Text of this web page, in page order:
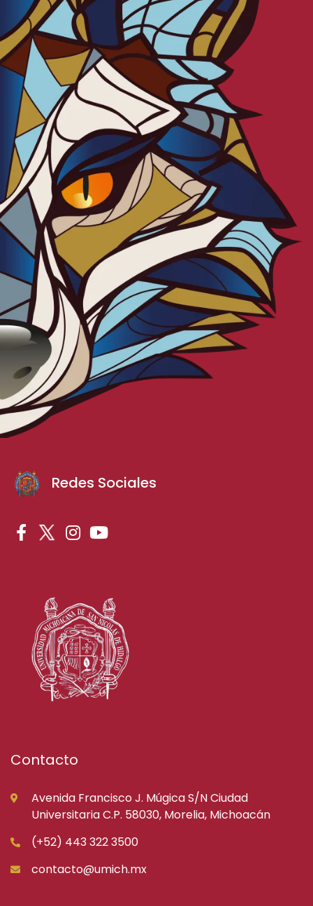
Redes Sociales
Contacto
Avenida Francisco J. Múgica S/N Ciudad
Universitaria C.P. 58030, Morelia, Michoacán
(+52) 443 322 3500
contacto@umich.mx